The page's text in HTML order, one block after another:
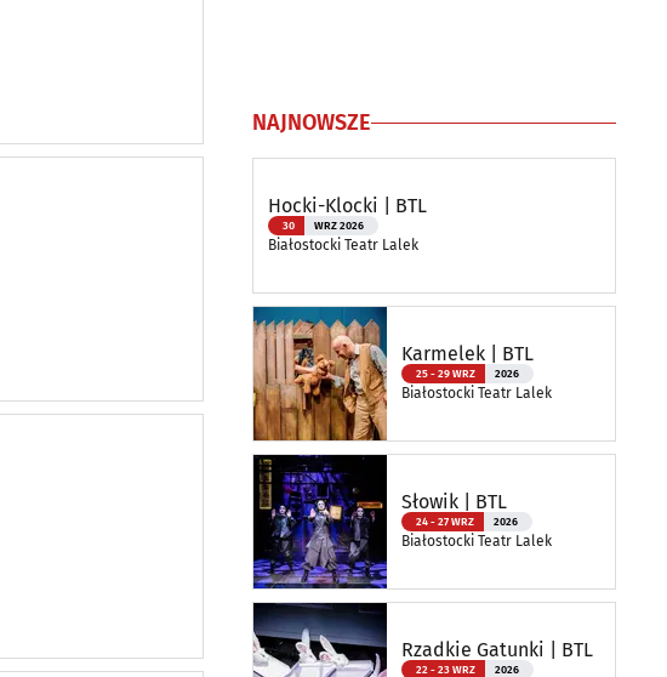
NAJNOWSZE
Hocki-Klocki | BTL
30 WRZ 2026
Białostocki Teatr Lalek
Karmelek | BTL
25 - 29 WRZ 2026
Białostocki Teatr Lalek
Słowik | BTL
24 - 27 WRZ 2026
Białostocki Teatr Lalek
Rzadkie Gatunki | BTL
22 - 23 WRZ 2026